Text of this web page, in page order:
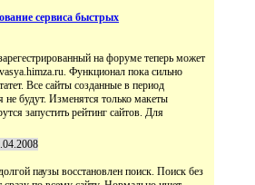
сервиса быстрых
на форуме теперь может
vasya.himza.ru. Функционал пока сильно
Все сайты созданные в период
не будут. Изменятся только макеты
запустить рейтинг сайтов. Для
паузы восстановлен поиск. Поиск без